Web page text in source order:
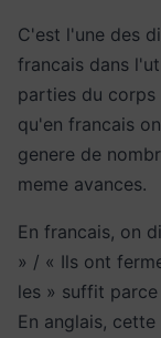
C'est l'une des
francais dans
parties du
qu'en francais
genere de
meme avances.
En francais, on
» / « Ils ont
les » suffit
En anglais,